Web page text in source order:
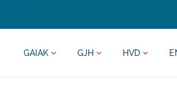
GAIAK GJH HVD